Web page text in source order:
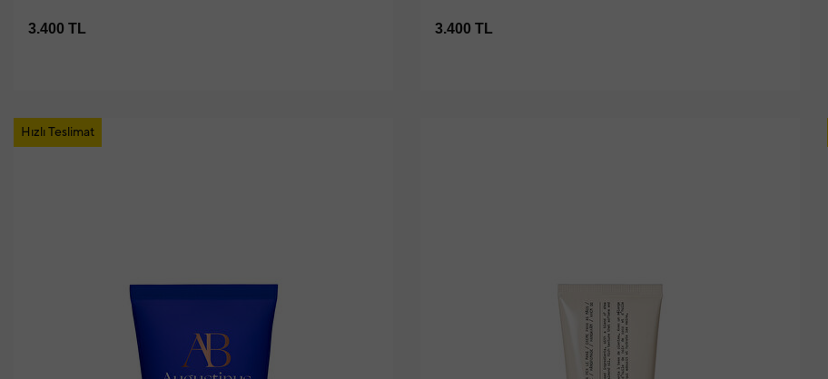
3.400 TL 3.400 TL
Hızlı Teslimat